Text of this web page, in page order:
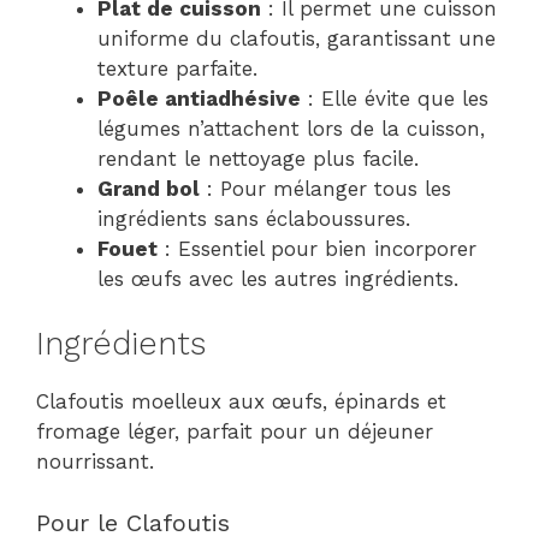
Plat de cuisson : Il permet une cuisson
uniforme du clafoutis, garantissant une
texture parfaite.
Poêle antiadhésive : Elle évite que les
légumes n’attachent lors de la cuisson,
rendant le nettoyage plus facile.
Grand bol : Pour mélanger tous les
ingrédients sans éclaboussures.
Fouet : Essentiel pour bien incorporer
les œufs avec les autres ingrédients.
Ingrédients
Clafoutis moelleux aux œufs, épinards et
fromage léger, parfait pour un déjeuner
nourrissant.
Pour le Clafoutis